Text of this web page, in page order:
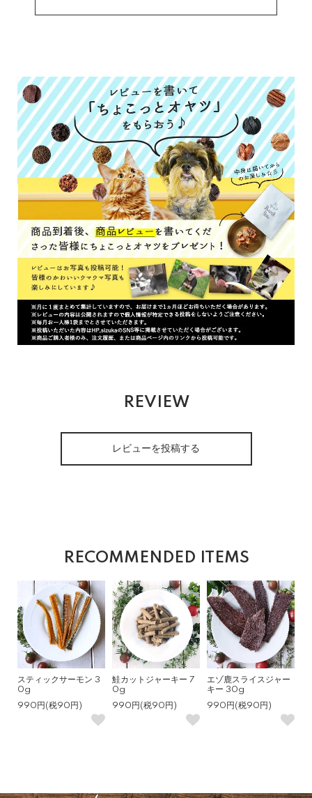
REVIEW
レビューを投稿する
RECOMMENDED ITEMS
スティックサーモン 3
0g
990円(税90円)
鮭カットジャーキー 7
0g
990円(税90円)
エゾ鹿スライスジャー
キー 30g
990円(税90円)